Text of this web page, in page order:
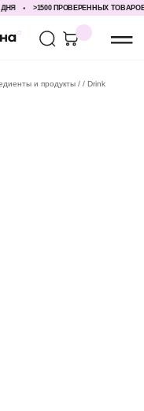
>1500 ПРОВЕРЕННЫХ ТОВАРОВ
и продукты
Drink